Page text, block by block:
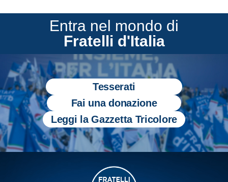
Entra nel mondo di
Fratelli d'Italia
Tesserati
Fai una donazione
Leggi la Gazzetta Tricolore